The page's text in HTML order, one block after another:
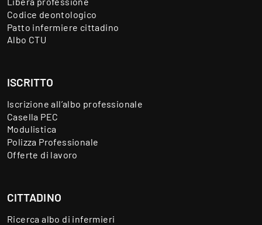
Codice deontologico
Patto infermiere cittadino
Albo CTU
ISCRITTO
Iscrizione all’albo professionale
Casella PEC
Modulistica
Polizza Professionale
Offerte di lavoro
CITTADINO
Ricerca albo di infermieri